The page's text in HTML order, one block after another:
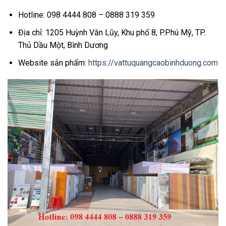
Hotline: 098 4444 808 – 0888 319 359
Địa chỉ: 1205 Huỳnh Văn Lũy, Khu phố 8, P.Phú Mỹ, TP.
Thủ Dầu Một, Bình Dương
Website sản phẩm: https://vattuquangcaobinhduong.com